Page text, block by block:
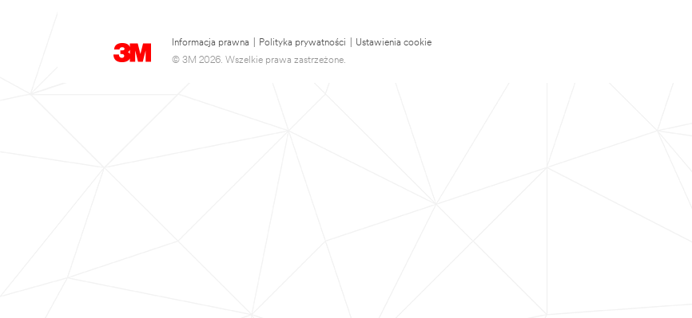
Informacja prawna Polityka prywatności
Ustawienia cookie
© 3M 2026. Wszelkie prawa zastrzeżone.